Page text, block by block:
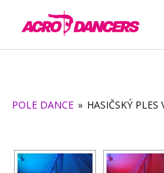
POLE DANCE » HASIČSKÝ PLES